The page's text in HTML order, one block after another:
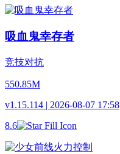
吸血鬼幸存者
竞技对抗
550.85M
v1.15.114 | 2026-08-07 17:58
8.6